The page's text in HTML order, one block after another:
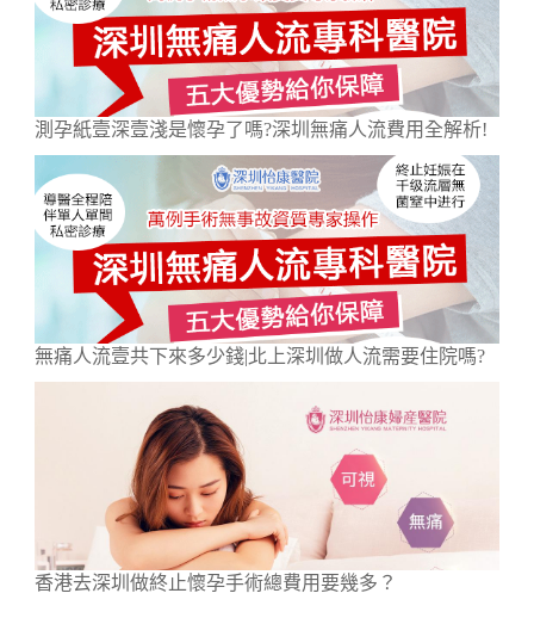
測孕紙壹深壹淺是懷孕了嗎?深圳無痛人流費用全解析!
無痛人流壹共下來多少錢|北上深圳做人流需要住院嗎?
香港去深圳做終止懷孕手術總費用要幾多？